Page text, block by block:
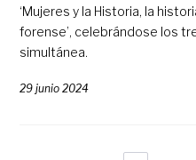
‘Mujeres y la Historia, la
forense’, celebrándose los
simultánea.
29 junio 2024